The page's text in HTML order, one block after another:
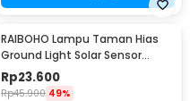
RAIBOHO Lampu Taman Hias
Ground Light Solar Sensor
Waterproof 12/20LED - RB20
Rp23.600
Rp45.900 49%